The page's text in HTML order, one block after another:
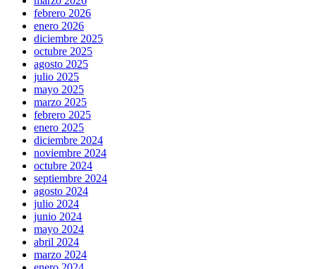
febrero 2026
enero 2026
diciembre 2025
octubre 2025
agosto 2025
julio 2025
mayo 2025
marzo 2025
febrero 2025
enero 2025
diciembre 2024
noviembre 2024
octubre 2024
septiembre 2024
agosto 2024
julio 2024
junio 2024
mayo 2024
abril 2024
marzo 2024